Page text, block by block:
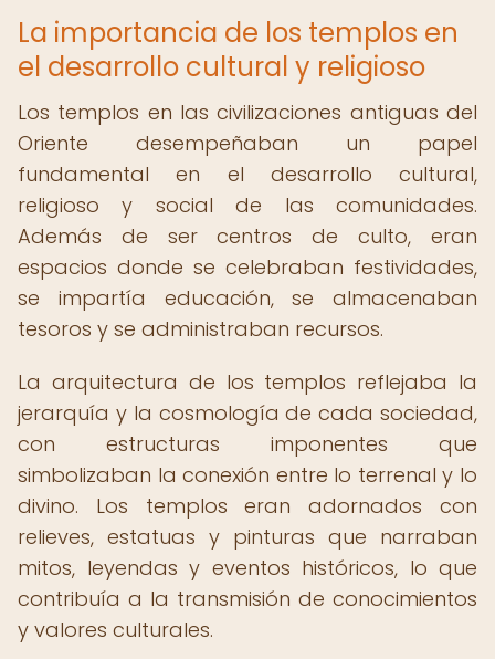
La importancia de los templos en
el desarrollo cultural y religioso
Los templos en las civilizaciones antiguas del
Oriente desempeñaban un papel
fundamental en el desarrollo cultural,
religioso y social de las comunidades.
Además de ser centros de culto, eran
espacios donde se celebraban festividades,
se impartía educación, se almacenaban
tesoros y se administraban recursos.
La arquitectura de los templos reflejaba la
jerarquía y la cosmología de cada sociedad,
con estructuras imponentes que
simbolizaban la conexión entre lo terrenal y lo
divino. Los templos eran adornados con
relieves, estatuas y pinturas que narraban
mitos, leyendas y eventos históricos, lo que
contribuía a la transmisión de conocimientos
y valores culturales.